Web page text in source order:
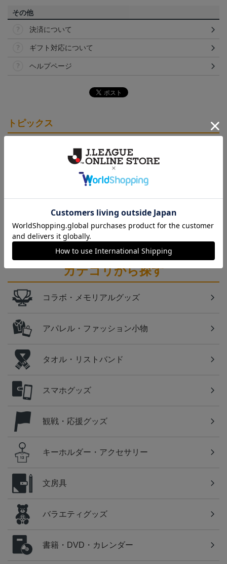
その他
決済について
ギフト対応について
ヘルプページ
トピックス
クラウドファンディング！みんなで紡ぐ～愛媛ＦＣ
サンパークプロジェクト～
愛媛
愛媛ＦＣのすべてのグッズをチェックしたい方に！
全グッズ一覧はこちら！
カテゴリから探す
コラボ・メモリアルグッズ
アパレル・ファッション小物
タオル・リストバンド
スマホグッズ
観戦・応援グッズ
キーホルダー・アクセサリー
文房具
バラエティグッズ
書籍・DVD・カレンダー